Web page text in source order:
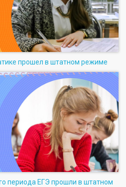
прошел в штатном режиме
периода ЕГЭ прошли в штатном